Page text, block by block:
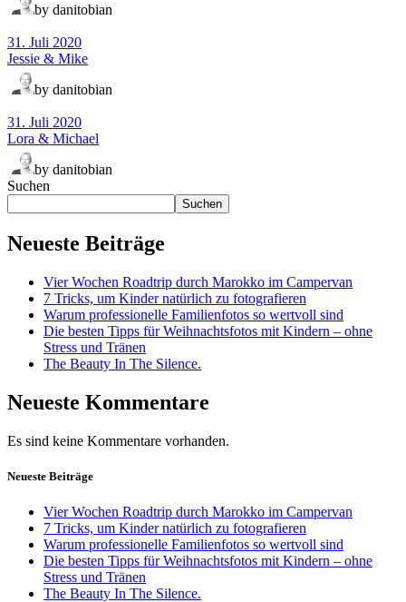
by danitobian
31. Juli 2020
Jessie & Mike
by danitobian
31. Juli 2020
Lora & Michael
by danitobian
Suchen
Suchen
Neueste Beiträge
Vier Wochen Roadtrip durch Marokko im Campervan
7 Tricks, um Kinder natürlich zu fotografieren
Warum professionelle Familienfotos so wertvoll sind
Die besten Tipps für Weihnachtsfotos mit Kindern – ohne
Stress und Tränen
The Beauty In The Silence.
Neueste Kommentare
Es sind keine Kommentare vorhanden.
Neueste Beiträge
Vier Wochen Roadtrip durch Marokko im Campervan
7 Tricks, um Kinder natürlich zu fotografieren
Warum professionelle Familienfotos so wertvoll sind
Die besten Tipps für Weihnachtsfotos mit Kindern – ohne
Stress und Tränen
The Beauty In The Silence.